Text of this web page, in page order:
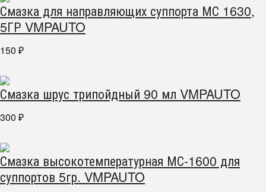
Смазка для направляющих суппорта МС 1630,
5ГР VMPAUTO
150 ₽
Смазка шрус трипойдный 90 мл VMPAUTO
300 ₽
Смазка высокотемпературная МС-1600 для
суппортов 5гр. VMPAUTO